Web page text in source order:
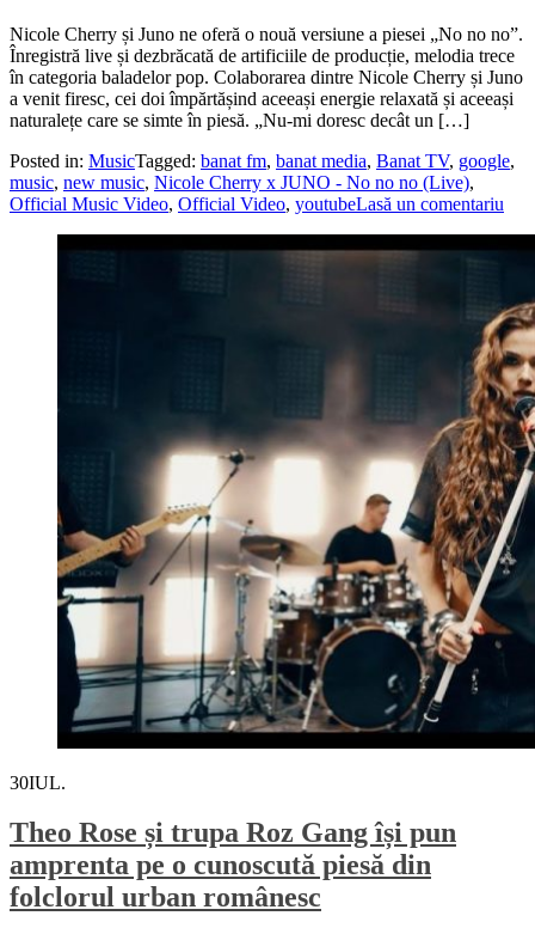
Nicole Cherry și Juno ne oferă o nouă versiune a piesei „No no no”.
Înregistră live și dezbrăcată de artificiile de producție, melodia trece
în categoria baladelor pop. Colaborarea dintre Nicole Cherry și Juno
a venit firesc, cei doi împărtășind aceeași energie relaxată și aceeași
naturalețe care se simte în piesă. „Nu-mi doresc decât un […]
Posted in: MusicTagged: banat fm, banat media, Banat TV, google,
music, new music, Nicole Cherry x JUNO - No no no (Live),
Official Music Video, Official Video, youtubeLasă un comentariu
30IUL.
Theo Rose și trupa Roz Gang își pun
amprenta pe o cunoscută piesă din
folclorul urban românesc